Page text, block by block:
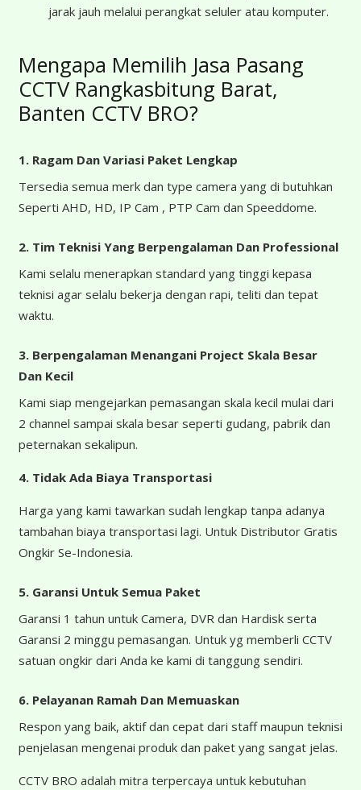
jarak jauh melalui perangkat seluler atau komputer.
Mengapa Memilih Jasa Pasang
CCTV Rangkasbitung Barat,
Banten CCTV BRO?
1. Ragam Dan Variasi Paket Lengkap
Tersedia semua merk dan type camera yang di butuhkan
Seperti AHD, HD, IP Cam , PTP Cam dan Speeddome.
2. Tim Teknisi Yang Berpengalaman Dan Professional
Kami selalu menerapkan standard yang tinggi kepasa
teknisi agar selalu bekerja dengan rapi, teliti dan tepat
waktu.
3. Berpengalaman Menangani Project Skala Besar
Dan Kecil
Kami siap mengejarkan pemasangan skala kecil mulai dari
2 channel sampai skala besar seperti gudang, pabrik dan
peternakan sekalipun.
4. Tidak Ada Biaya Transportasi
Harga yang kami tawarkan sudah lengkap tanpa adanya
tambahan biaya transportasi lagi. Untuk Distributor Gratis
Ongkir Se-Indonesia.
5. Garansi Untuk Semua Paket
Garansi 1 tahun untuk Camera, DVR dan Hardisk serta
Garansi 2 minggu pemasangan. Untuk yg memberli CCTV
satuan ongkir dari Anda ke kami di tanggung sendiri.
6. Pelayanan Ramah Dan Memuaskan
Respon yang baik, aktif dan cepat dari staff maupun teknisi
penjelasan mengenai produk dan paket yang sangat jelas.
CCTV BRO adalah mitra terpercaya untuk kebutuhan